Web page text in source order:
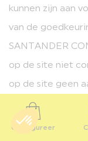
kunnen zijn aan
van de
SANTANDER
op de site niet
op de site geen
aanvaarding, via
Configureer